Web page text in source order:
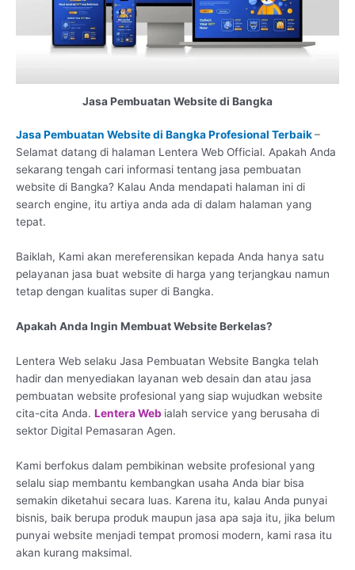
Jasa Pembuatan Website di Bangka
Jasa Pembuatan Website di Bangka Profesional Terbaik–
Selamat datang di halaman Lentera Web Official. Apakah Anda
sekarang tengah cari informasi tentang jasa pembuatan
website di Bangka? Kalau Anda mendapati halaman ini di
search engine, itu artiya anda ada di dalam halaman yang
tepat.
Baiklah, Kami akan mereferensikan kepada Anda hanya satu
pelayanan jasa buat website di harga yang terjangkau namun
tetap dengan kualitas super di Bangka.
Apakah Anda Ingin Membuat Website Berkelas?
Lentera Web selaku Jasa Pembuatan Website Bangka telah
hadir dan menyediakan layanan web desain dan atau jasa
pembuatan website profesional yang siap wujudkan website
cita-cita Anda. Lentera Web ialah service yang berusaha di
sektor Digital Pemasaran Agen.
Kami berfokus dalam pembikinan website profesional yang
selalu siap membantu kembangkan usaha Anda biar bisa
semakin diketahui secara luas. Karena itu, kalau Anda punyai
bisnis, baik berupa produk maupun jasa apa saja itu, jika belum
punyai website menjadi tempat promosi modern, kami rasa itu
akan kurang maksimal.